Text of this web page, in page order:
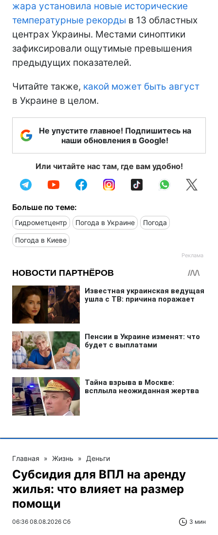
жара установила новые исторические
температурные рекорды в 13 областных
центрах Украины. Местами синоптики
зафиксировали ощутимые превышения
предыдущих показателей.
Читайте также, какой может быть август
в Украине в целом.
Не упустите главное! Подпишитесь на
наши обновления в Google!
Или читайте нас там, где вам удобно!
Больше по теме:
Гидрометцентр Погода в Украине Погода
Погода в Киеве
Главная » Жизнь » Деньги
Субсидия для ВПЛ на аренду
жилья: что влияет на размер
помощи
06:36 08.08.2026 Сб 3 мин